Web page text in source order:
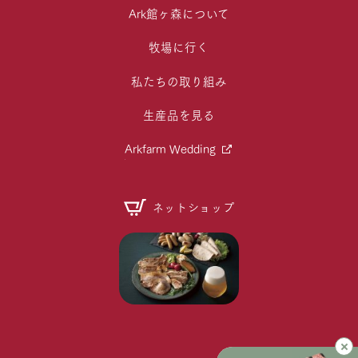
Ark館ヶ森について
牧場に行く
私たちの取り組み
生産品を見る
Arkfarm Wedding
ネットショップ